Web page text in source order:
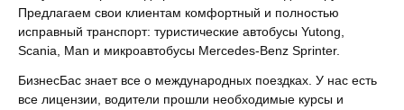
Предлагаем свои клиентам комфортный и полностью
исправный транспорт: туристические автобусы Yutong,
Scania, Man и микроавтобусы Mercedes-Benz Sprinter.
БизнесБас знает все о международных поездках. У нас есть
все лицензии, водители прошли необходимые курсы и